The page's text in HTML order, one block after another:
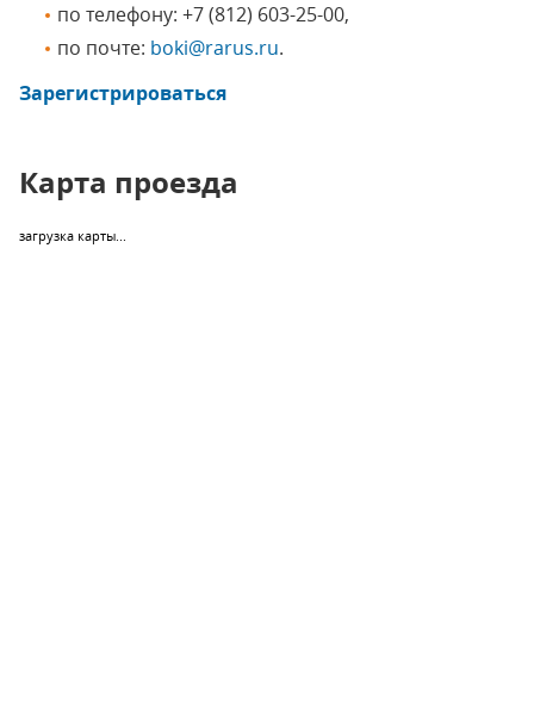
по телефону: +7 (812) 603-25-00,
по почте: boki@rarus.ru.
Зарегистрироваться
Карта проезда
загрузка карты...